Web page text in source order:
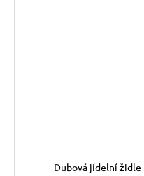
Dubová jídelní židle